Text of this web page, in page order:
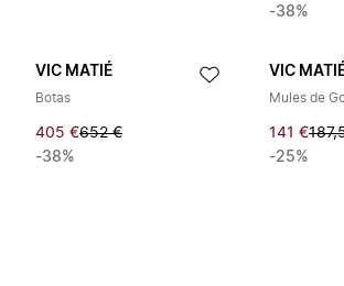
-38%
VIC MATIÉ
Botas
405 €652 €
-38%
VIC
Mules de
141 €
-25%